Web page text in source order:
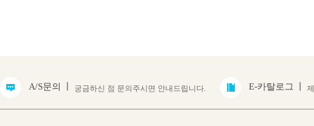
A/S문의 丨 궁금하신 점 문의주시면 안내드립니다. E-카탈로그 丨